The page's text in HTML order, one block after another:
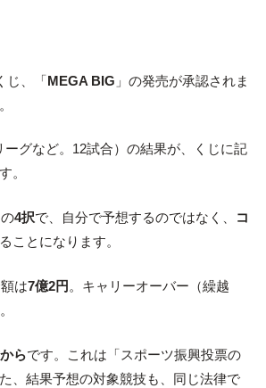
じ、「MEGA BIG 」の発売が承認されま
ーグなど。12試合）の結果が、くじに記
。
4択で、自分で予想するのではなく、
コ
ことになります。
は7億2円 。キャリーオーバー（繰越
らです。これは「スポーツ振興投票の
、結果予想の対象競技も、同じ法律で